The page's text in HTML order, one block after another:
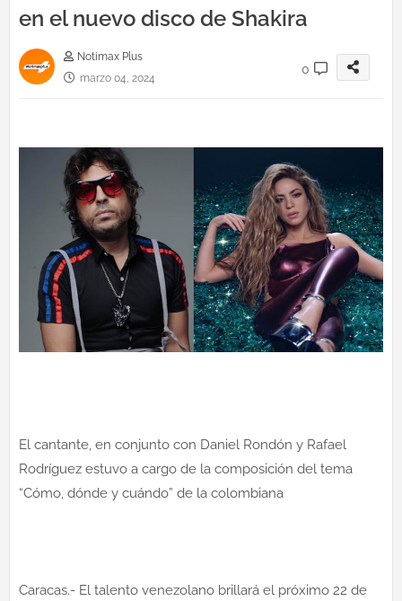
en el nuevo disco de Shakira
Notimax Plus
marzo 04, 2024
0
El cantante, en conjunto con Daniel Rondón y Rafael
Rodríguez estuvo a cargo de la composición del tema
“Cómo, dónde y cuándo” de la colombiana
Caracas.- El talento venezolano brillará el próximo 22 de